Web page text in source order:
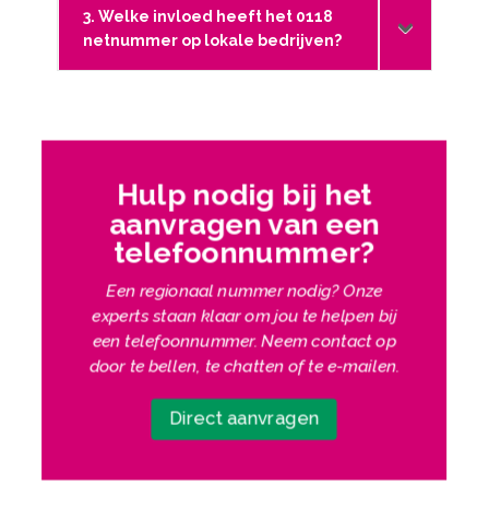
3. Welke invloed heeft het 0118
netnummer op lokale bedrijven?
Hulp nodig bij het
aanvragen van een
telefoonnummer?
Een regionaal nummer nodig? Onze
experts staan klaar om jou te helpen bij
een telefoonnummer.Neem contact op
door te bellen, te chatten of te e-mailen.
Direct aanvragen